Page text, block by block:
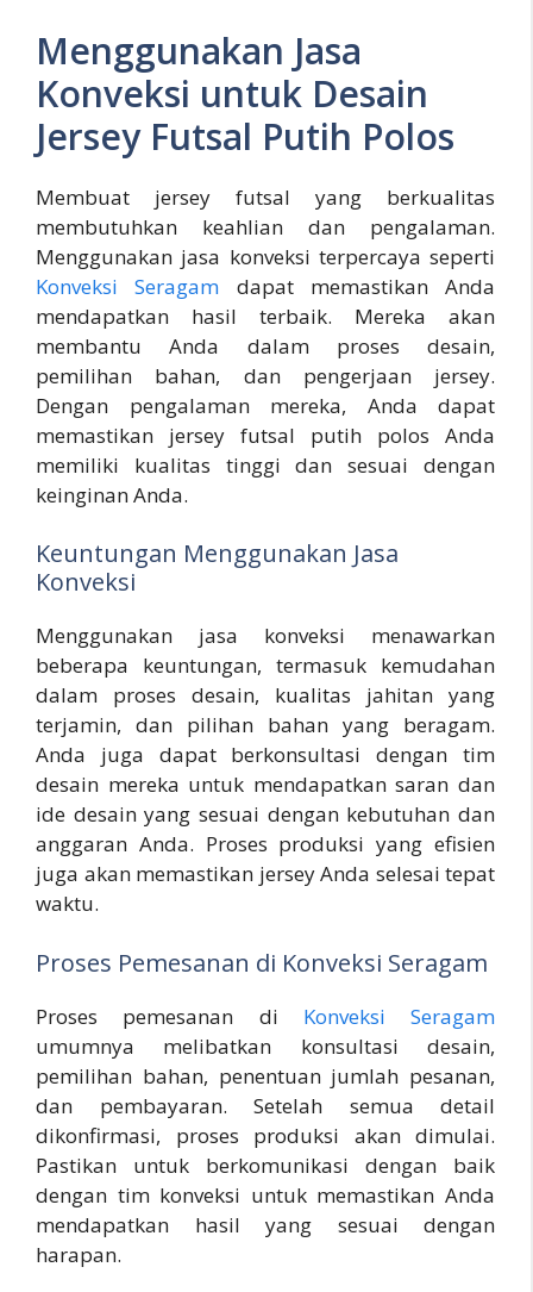
Menggunakan Jasa
Konveksi untuk Desain
Jersey Futsal Putih Polos
Membuat jersey futsal yang berkualitas
membutuhkan keahlian dan pengalaman.
Menggunakan jasa konveksi terpercaya seperti
Konveksi Seragam dapat memastikan Anda
mendapatkan hasil terbaik. Mereka akan
membantu Anda dalam proses desain,
pemilihan bahan, dan pengerjaan jersey.
Dengan pengalaman mereka, Anda dapat
memastikan jersey futsal putih polos Anda
memiliki kualitas tinggi dan sesuai dengan
keinginan Anda.
Keuntungan Menggunakan Jasa
Konveksi
Menggunakan jasa konveksi menawarkan
beberapa keuntungan, termasuk kemudahan
dalam proses desain, kualitas jahitan yang
terjamin, dan pilihan bahan yang beragam.
Anda juga dapat berkonsultasi dengan tim
desain mereka untuk mendapatkan saran dan
ide desain yang sesuai dengan kebutuhan dan
anggaran Anda. Proses produksi yang efisien
juga akan memastikan jersey Anda selesai tepat
waktu.
Proses Pemesanan di Konveksi Seragam
Proses pemesanan di Konveksi Seragam
umumnya melibatkan konsultasi desain,
pemilihan bahan, penentuan jumlah pesanan,
dan pembayaran. Setelah semua detail
dikonfirmasi, proses produksi akan dimulai.
Pastikan untuk berkomunikasi dengan baik
dengan tim konveksi untuk memastikan Anda
mendapatkan hasil yang sesuai dengan
harapan.